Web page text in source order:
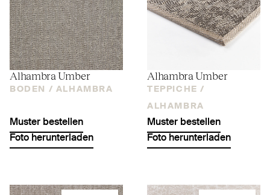
Alhambra Umber
BODEN / ALHAMBRA
Muster bestellen
Foto herunterladen
Alhambra Umber
TEPPICHE /
ALHAMBRA
Muster bestellen
Foto herunterladen